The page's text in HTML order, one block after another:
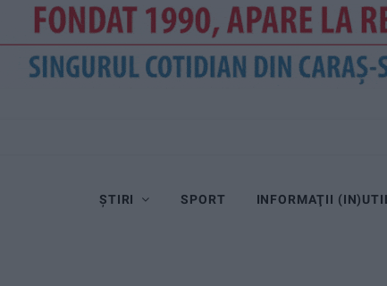
ȘTIRI SPORT INFORMAŢII